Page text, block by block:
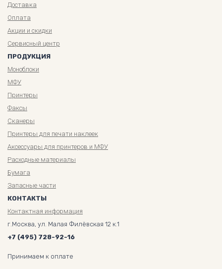
Доставка
Оплата
Акции и скидки
Сервисный центр
ПРОДУКЦИЯ
Моноблоки
МФУ
Принтеры
Факсы
Сканеры
Принтеры для печати наклеек
Аксессуары для принтеров и МФУ
Расходные материалы
Бумага
Запасные части
КОНТАКТЫ
Контактная информация
г.Москва, ул. Малая Филёвская 12 к.1
+7 (495) 728-92-16
Принимаем к оплате